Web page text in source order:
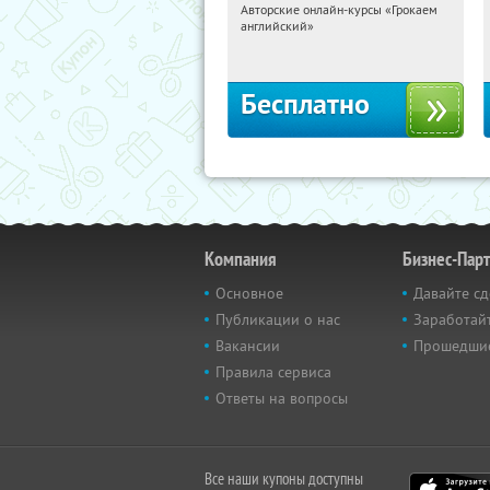
18:19:21 Получили:
Авторские онлайн-курсы «Грокаем
английский»
Бесплатно
Компания
Основное
Публикации о нас
Вакансии
Правила сервиса
Ответы на вопросы
Бизнес-
Давайте
Все наши купоны доступны